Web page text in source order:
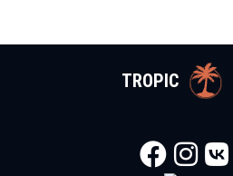
TROPIC